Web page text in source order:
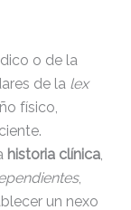
o de la
de la lex
físico,
historia clínica,
,
un nexo